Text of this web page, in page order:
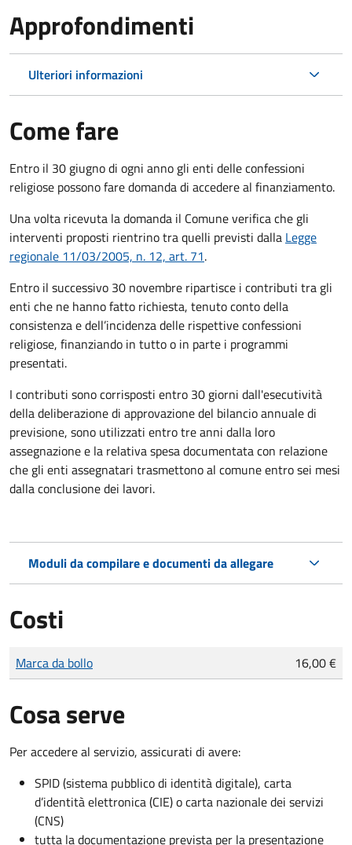
Approfondimenti
Ulteriori informazioni
Come fare
Entro il 30 giugno di ogni anno gli enti delle confessioni
religiose possono fare domanda di accedere al finanziamento.
Una volta ricevuta la domanda il Comuneverifica che gli
interventi proposti rientrino tra quelli previsti dalla Legge
regionale 11/03/2005, n. 12, art. 71.
Entro il successivo 30 novembre ripartisce i contributi tra gli
enti che ne hanno fatto richiesta, tenuto conto della
consistenza e dell’incidenza delle rispettive confessioni
religiose, finanziando in tutto o in parte i programmi
presentati.
I contributi sono corrisposti entro 30 giorni dall'esecutività
della deliberazione di approvazione del bilancio annuale di
previsione, sono utilizzati entro tre anni dalla loro
assegnazione e la relativa spesa documentata con relazione
che gli enti assegnatari trasmettono al comune entro sei mesi
dalla conclusione dei lavori.
Moduli da compilare e documenti da allegare
Costi
Tipo di pagamento
Importo
Marca da bollo 16,00 €
Cosa serve
Per accedere al servizio, assicurati di avere:
SPID (sistema pubblico di identità digitale), carta
d’identità elettronica (CIE) o carta nazionale dei servizi
(CNS)
tutta la documentazione prevista per la presentazione